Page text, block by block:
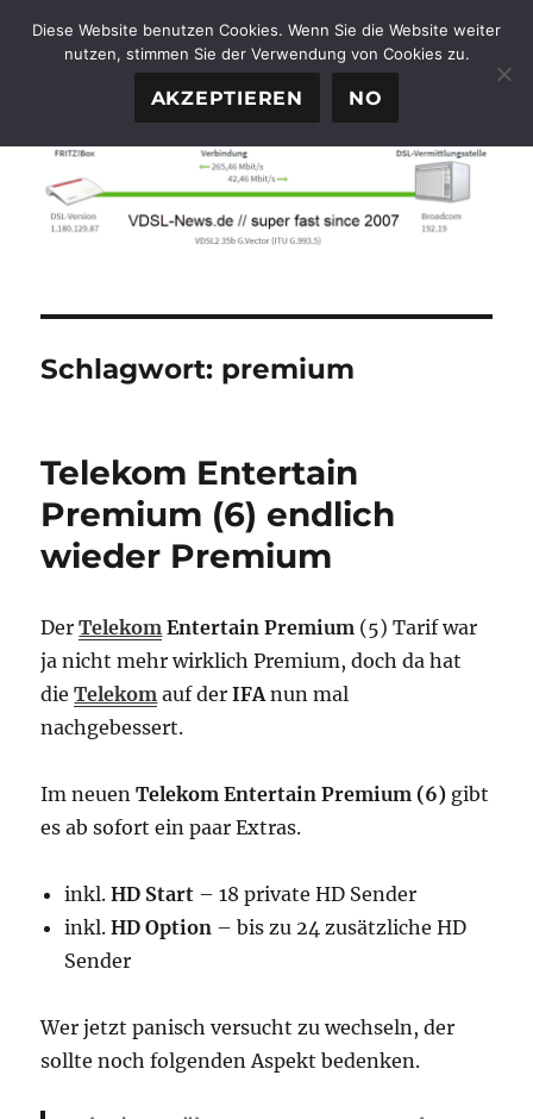
FTTH-News.de
Schlagwort: premium
Telekom Entertain
Premium (6) endlich
wieder Premium
DerTelekom Entertain Premium (5) Tarif war
ja nicht mehr wirklich Premium, doch da hat
dieTelekom auf derIFA nun mal
nachgebessert.
Im neuenTelekom Entertain Premium (6) gibt
es ab sofort ein paar Extras.
inkl.HD Start – 18 private HD Sender
inkl.HD Option – bis zu 24 zusätzliche HD
Sender
Wer jetzt panisch versucht zu wechseln, der
sollte noch folgenden Aspekt bedenken.
Diese Website benutzen Cookies. Wenn Sie die Website weiter
nutzen, stimmen Sie der Verwendung von Cookies zu.
AKZEPTIEREN NO